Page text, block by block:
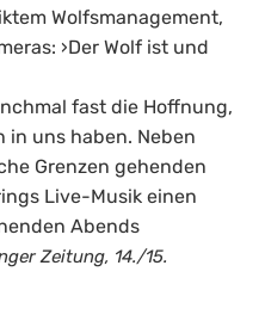
Wolfsmanagement,
›Der Wolf ist und
fast die Hoffnung,
in uns haben. Neben
Grenzen gehenden
Live-Musik einen
Abends
Zeitung, 14./15.